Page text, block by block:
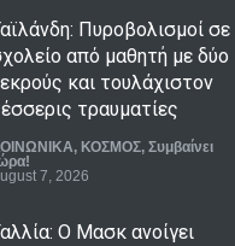
Πυροβολισμοί σε
από μαθητή με δύο
και τουλάχιστον
τραυματίες
, ΚΟΣΜΟΣ, Συμβαίνει
7, 2026
Ο Μασκ ανοίγει